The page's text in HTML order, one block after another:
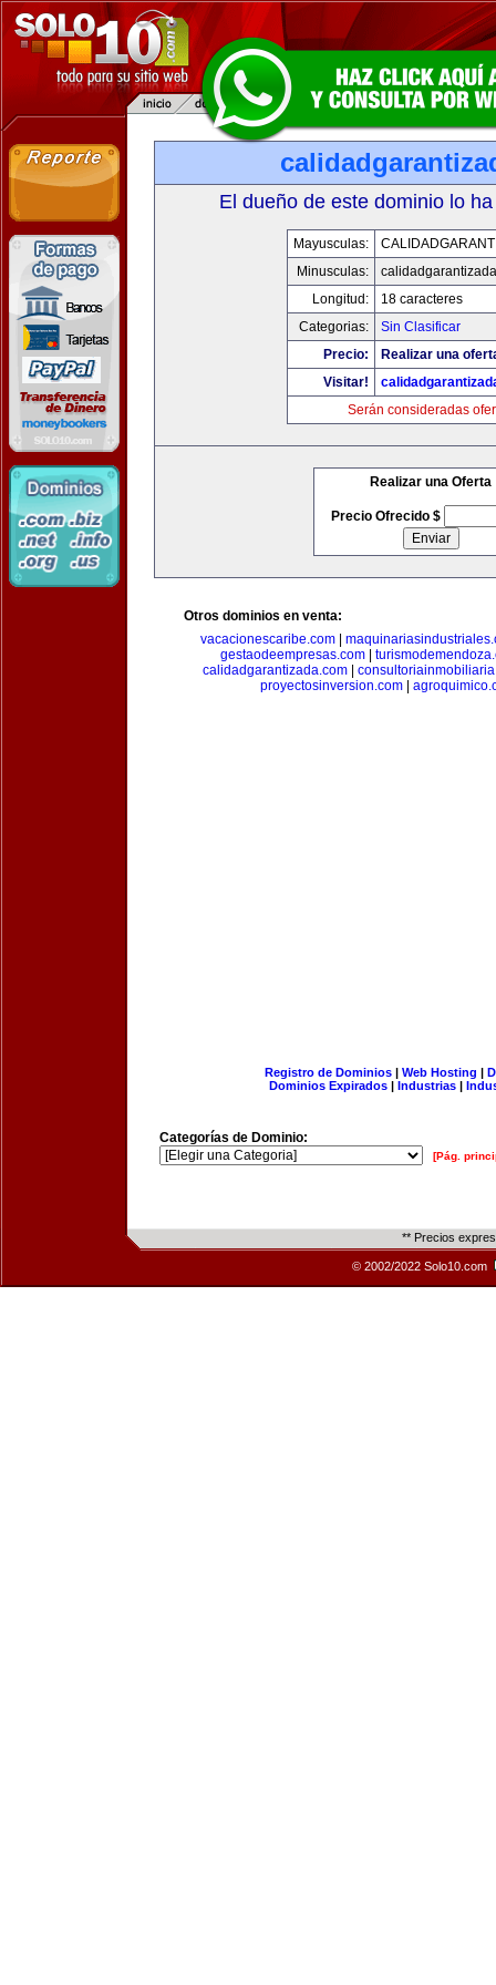
El dueño de este dominio lo
Mayusculas:
Minusculas:
Longitud:
18 caracteres
Categorias:
Sin Clasificar
Precio:
Realizar una
Visitar!
Serán consideradas
Realizar una Oferta
Precio Ofrecido $
Otros dominios en venta:
vacacionescaribe.com
gestaodeempresas.com|
calidadgarantizada.com
proyectosinversion.com|
Registro de Dominios| Web Hosting |
Dominios Expirados | Industrias |
Categorías de Dominio:
[Pág.
** Precios
© 2002/2022 Solo10.com